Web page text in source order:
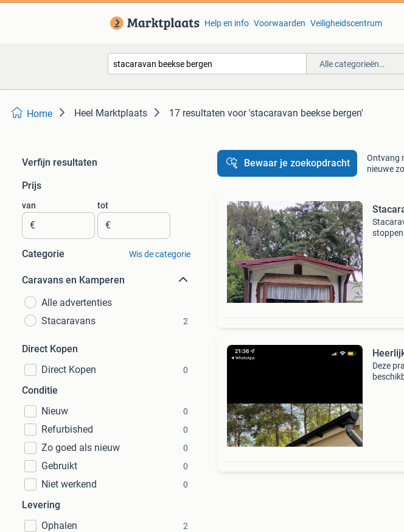
Help en info Voorwaarden Veiligheidscentrum
Alle categorieën…
Home Heel Marktplaats 17 resultaten voor 'stacaravan beekse bergen'
Verfijn resultaten
Prijs
van
€
tot
€
Categorie Wis de categorie
Caravans en Kamperen
Alle advertenties
Stacaravans
2
Direct Kopen
Direct Kopen
0
Conditie
Nieuw
0
Refurbished 0
Zo goed als nieuw 0
Gebruikt 0
Niet werkend 0
Levering
Ophalen
2
Bewaar je zoekopdracht
Ontvang
nieuwe
stoppen
Deze